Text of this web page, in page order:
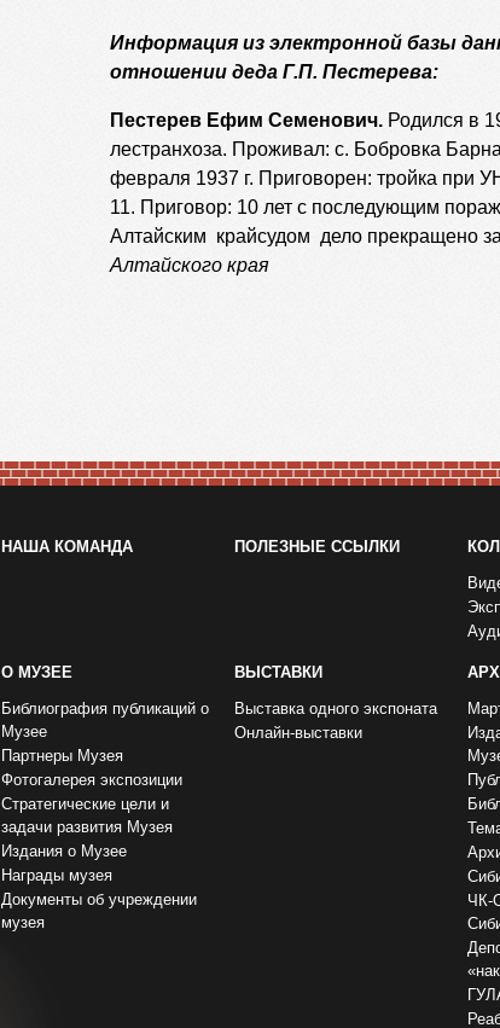
Информация из электронной базы
отношении деда Г.П. Пестерева:
Пестерев Ефим Семенович. Родился в
лестранхоза. Проживал: с. Бобровка
февраля 1937 г. Приговорен: тройка при
11. Приговор: 10 лет с последующим
Алтайским крайсудом дело прекращено
Алтайского края
НАША КОМАНДА ПОЛЕЗНЫЕ ССЫЛКИ
О МУЗЕЕ
Библиография публикаций о
Музее
Партнеры Музея
Фотогалерея экспозиции
Стратегические цели и
задачи развития Музея
Издания о Музее
Награды музея
Документы об учреждении
музея
ВЫСТАВКИ
Выставка одного экспоната
Онлайн-выставки
ЧК-